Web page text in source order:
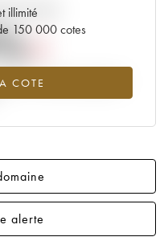
illimité
150 000 cotes
COTE
de la cote
en 2026 par rapport à
alerte